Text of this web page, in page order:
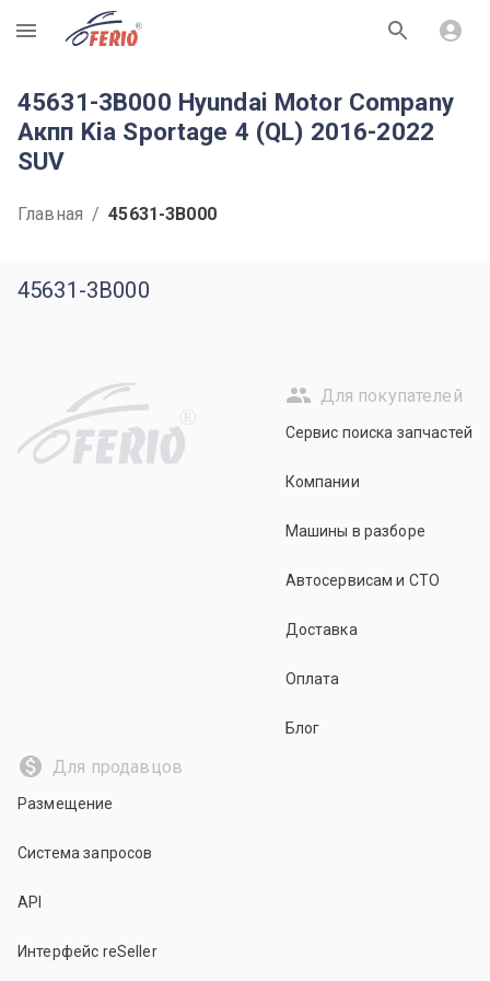
R
45631-3B000 Hyundai Motor Company
Акпп Kia Sportage 4 (QL) 2016-2022
SUV
Главная / 45631-3B000
45631-3B000
R
Для покупателей
Сервис поиска запчастей
Компании
Машины в разборе
Автосервисам и СТО
Доставка
Оплата
Блог
Для продавцов
Размещение
Система запросов
API
Интерфейс reSeller